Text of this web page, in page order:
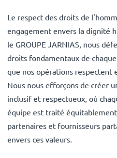
Le respect des droits de
engagement envers la dignité
le GROUPE JARNIAS, nous
droits fondamentaux de
que nos opérations respectent
Nous nous efforçons de créer
inclusif et respectueux, où
équipe est traité
partenaires et fournisseurs
envers ces valeurs.